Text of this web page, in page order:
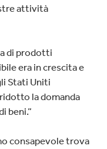
attività
di prodotti
era in crescita e
Stati Uniti
la domanda
beni.”
consapevole trova